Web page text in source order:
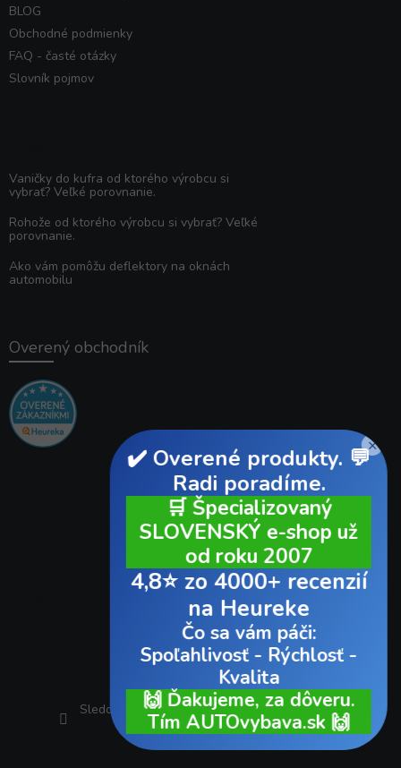
BLOG
Obchodné podmienky
FAQ - časté otázky
Slovník pojmov
Vaničky do kufra od ktorého výrobcu si
vybrať? Veľké porovnanie.
Rohože od ktorého výrobcu si vybrať? Veľké
porovnanie.
Ako vám pomôžu deflektory na oknách
automobilu
Overený obchodník
Sledovať na Instagrame
×
✔️ Overené produkty. 💬
Radi poradíme.
🛒 Špecializovaný
SLOVENSKÝ e-shop už
od roku 2007
4,8⭐ zo 4000+ recenzií
na Heureke
Čo sa vám páči:
Spoľahlivosť - Rýchlosť -
Kvalita
🙌 Ďakujeme, za dôveru.
Tím AUTOvybava.sk 🙌